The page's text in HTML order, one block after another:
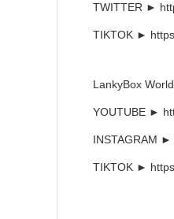
TWITTER ►
TIKTOK ►
LankyBox
YOUTUBE ►
INSTAGRAM ►
TIKTOK ►